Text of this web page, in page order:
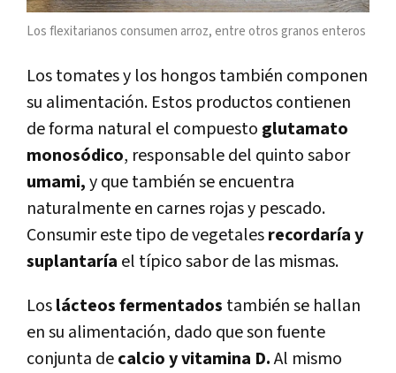
Los flexitarianos consumen arroz, entre otros granos enteros
Los tomates y los hongos también componen
su alimentación. Estos productos contienen
de forma natural el compuesto glutamato
monosódico, responsable del quinto sabor
umami,y que también se encuentra
naturalmente en carnes rojas y pescado.
Consumir este tipo de vegetalesrecordaría y
suplantaría el típico sabor de las mismas.
Loslácteos fermentados también se hallan
en su alimentación, dado que son fuente
conjunta decalcio y vitamina D.Al mismo